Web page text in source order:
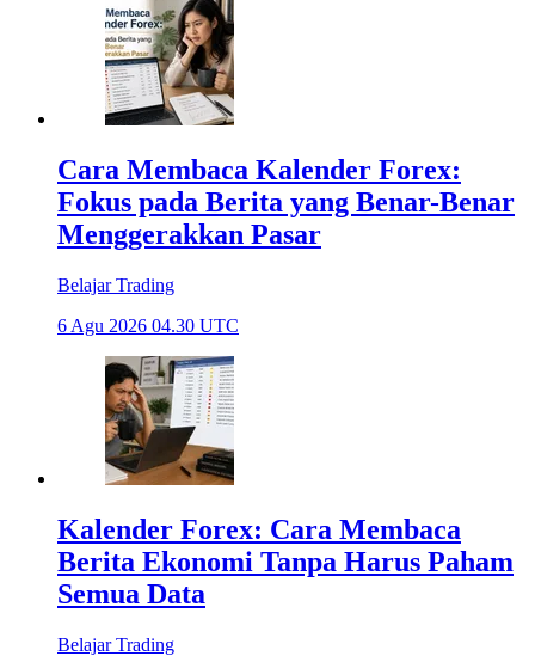
Cara Membaca Kalender Forex:
Fokus pada Berita yang Benar-Benar
Menggerakkan Pasar
Belajar Trading
6 Agu 2026 04.30 UTC
Kalender Forex: Cara Membaca
Berita Ekonomi Tanpa Harus Paham
Semua Data
Belajar Trading